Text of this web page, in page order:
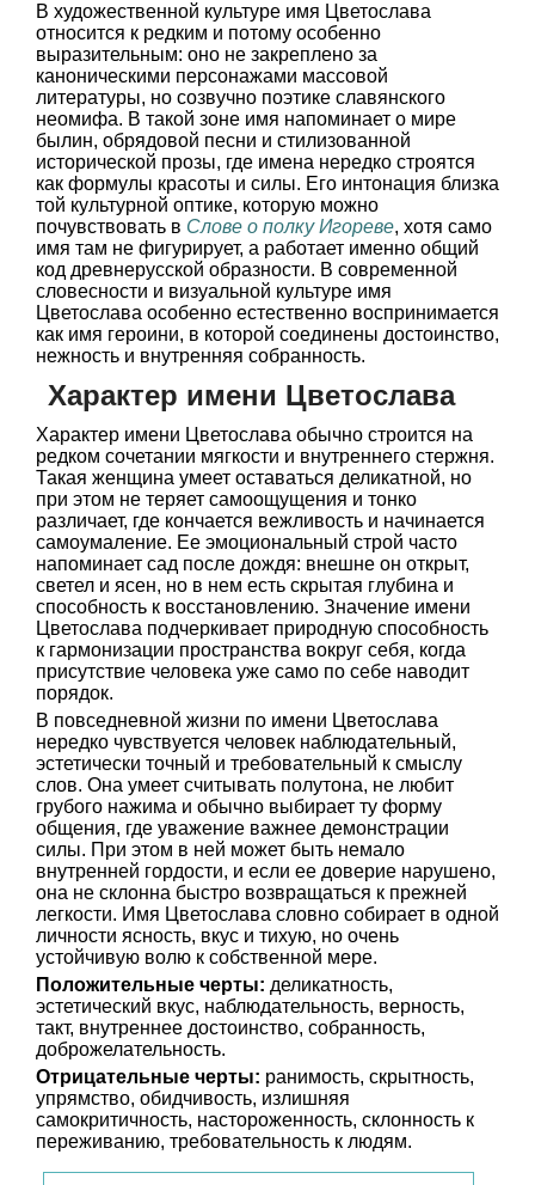
В художественной культуре имя Цветослава
относится к редким и потому особенно
выразительным: оно не закреплено за
каноническими персонажами массовой
литературы, но созвучно поэтике славянского
неомифа. В такой зоне имя напоминает о мире
былин, обрядовой песни и стилизованной
исторической прозы, где имена нередко строятся
как формулы красоты и силы. Его интонация близка
той культурной оптике, которую можно
почувствовать в Слове о полку Игореве, хотя само
имя там не фигурирует, а работает именно общий
код древнерусской образности. В современной
словесности и визуальной культуре имя
Цветослава особенно естественно воспринимается
как имя героини, в которой соединены достоинство,
нежность и внутренняя собранность.
Характер имени Цветослава
Характер имени Цветослава обычно строится на
редком сочетании мягкости и внутреннего стержня.
Такая женщина умеет оставаться деликатной, но
при этом не теряет самоощущения и тонко
различает, где кончается вежливость и начинается
самоумаление. Ее эмоциональный строй часто
напоминает сад после дождя: внешне он открыт,
светел и ясен, но в нем есть скрытая глубина и
способность к восстановлению. Значение имени
Цветослава подчеркивает природную способность
к гармонизации пространства вокруг себя, когда
присутствие человека уже само по себе наводит
порядок.
В повседневной жизни по имени Цветослава
нередко чувствуется человек наблюдательный,
эстетически точный и требовательный к смыслу
слов. Она умеет считывать полутона, не любит
грубого нажима и обычно выбирает ту форму
общения, где уважение важнее демонстрации
силы. При этом в ней может быть немало
внутренней гордости, и если ее доверие нарушено,
она не склонна быстро возвращаться к прежней
легкости. Имя Цветослава словно собирает в одной
личности ясность, вкус и тихую, но очень
устойчивую волю к собственной мере.
Положительные черты: деликатность,
эстетический вкус, наблюдательность, верность,
такт, внутреннее достоинство, собранность,
доброжелательность.
Отрицательные черты: ранимость, скрытность,
упрямство, обидчивость, излишняя
самокритичность, настороженность, склонность к
переживанию, требовательность к людям.